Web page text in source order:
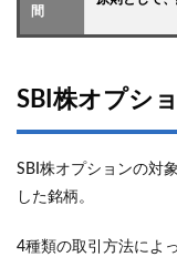
間
SBI株オプシ
SBI株オプションの対
した銘柄。
4種類の取引方法によ